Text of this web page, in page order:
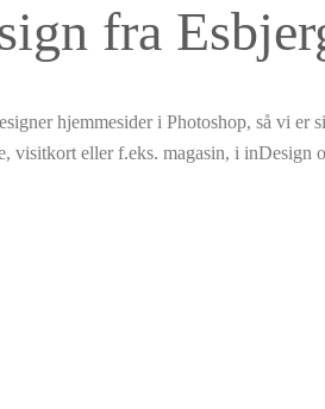
fra
hjemmesider i Photoshop, så vi er
visitkort eller f.eks. magasin, i inDesign